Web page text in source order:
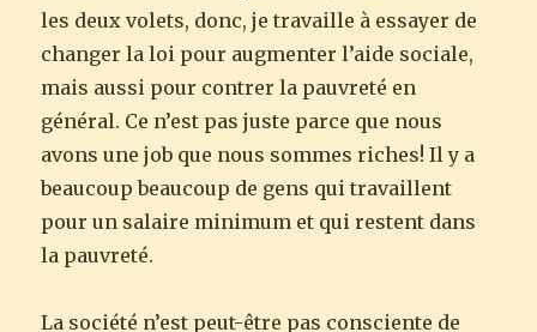
les deux volets, donc, je travaille à essayer de
changer la loi pour augmenter l’aide sociale,
mais aussi pour contrer la pauvreté en
général. Ce n’est pas juste parce que nous
avons une job que nous sommes riches! Il y a
beaucoup beaucoup de gens qui travaillent
pour un salaire minimum et qui restent dans
la pauvreté.
La société n’est peut-être pas consciente de